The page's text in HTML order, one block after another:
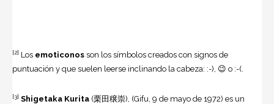
[2] Los emoticonos son los símbolos creados con signos de
puntuación y que suelen leerse inclinando la cabeza: :-), 😉 o :-(.
[3] Shigetaka Kurita (栗田穣崇), (Gifu, 9 de mayo de 1972) es un